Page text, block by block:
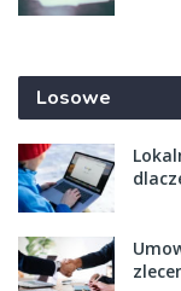
Losowe